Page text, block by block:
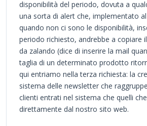
disponibilità del periodo, dovuta a
una sorta di alert che, implementato
quando non ci sono le disponibilità,
periodo richiesto, andrebbe a copiare
da zalando (dice di inserire la mail
taglia di un determinato prodotto
qui entriamo nella terza richiesta: la
sistema delle newsletter che
clienti entrati nel sistema che quelli
direttamente dal nostro sito web.